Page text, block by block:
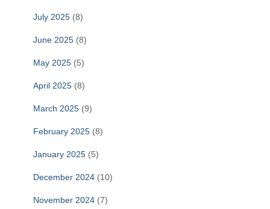
July 2025 (8)
June 2025 (8)
May 2025 (5)
April 2025 (8)
March 2025 (9)
February 2025 (8)
January 2025 (5)
December 2024 (10)
November 2024 (7)